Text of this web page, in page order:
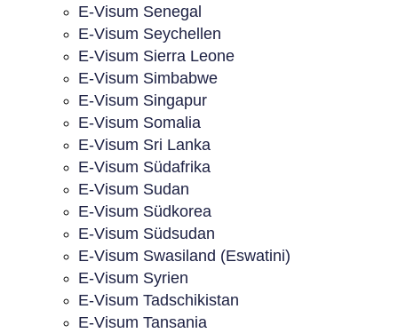
E-Visum Senegal
E-Visum Seychellen
E-Visum Sierra Leone
E-Visum Simbabwe
E-Visum Singapur
E-Visum Somalia
E-Visum Sri Lanka
E-Visum Südafrika
E-Visum Sudan
E-Visum Südkorea
E-Visum Südsudan
E-Visum Swasiland (Eswatini)
E-Visum Syrien
E-Visum Tadschikistan
E-Visum Tansania